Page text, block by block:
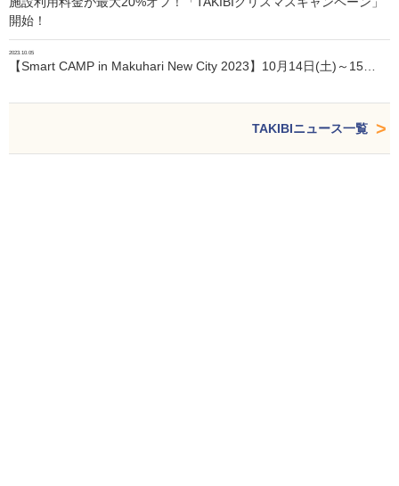
開始！
2023.10.05
【Smart CAMP in Makuhari New City 2023】10月14日(土)～15…
TAKIBIニュース一覧